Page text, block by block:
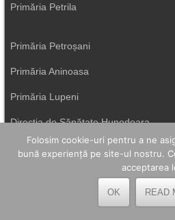
Primăria Petrila
Primăria Petroșani
Primăria Aninoasa
Primăria Lupeni
Direcția de Sănătate Hunedoara
Folosim cookie-uri pentru a ne
bună experiență pe site-ul nostru.
acceptarea
OK READ